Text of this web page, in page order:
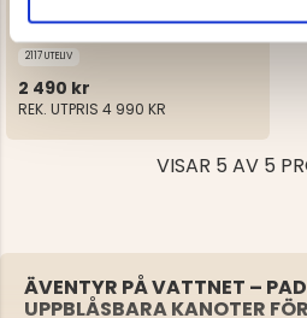
2117 UTELIV
2 490 kr
REK. UTPRIS 4 990 KR
VISAR 5 AV 5
ÄVENTYR PÅ VATTNET –
UPPBLÅSBARA KANOTER